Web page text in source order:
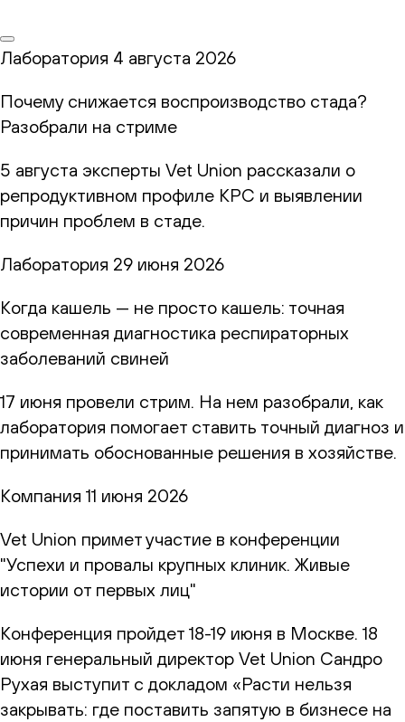
Лаборатория 4 августа 2026
Почему снижается воспроизводство стада?
Разобрали на стриме
5 августа эксперты Vet Union рассказали о
репродуктивном профиле КРС и выявлении
причин проблем в стаде.
Лаборатория 29 июня 2026
Когда кашель — не просто кашель: точная
современная диагностика респираторных
заболеваний свиней
17 июня провели стрим. На нем разобрали, как
лаборатория помогает ставить точный диагноз и
принимать обоснованные решения в хозяйстве.
Компания 11 июня 2026
Vet Union примет участие в конференции
"Успехи и провалы крупных клиник. Живые
истории от первых лиц"
Конференция пройдет 18-19 июня в Москве. 18
июня генеральный директор Vet Union Сандро
Рухая выступит с докладом «Расти нельзя
закрывать: где поставить запятую в бизнесе на